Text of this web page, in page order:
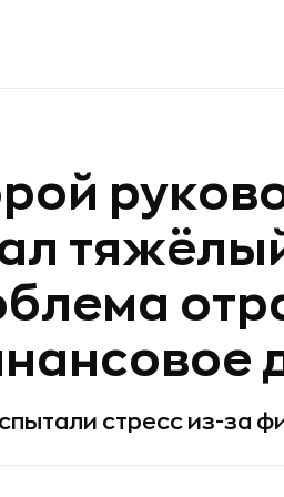
стресс из-за